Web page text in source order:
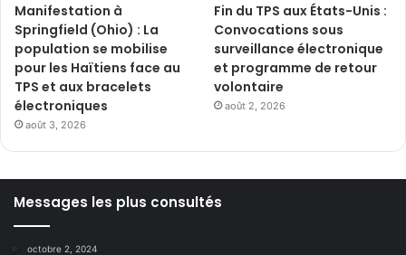
Manifestation à
Springfield (Ohio) : La
population se mobilise
pour les Haïtiens face au
TPS et aux bracelets
électroniques
août 3, 2026
Fin du TPS aux États-Unis :
Convocations sous
surveillance électronique
et programme de retour
volontaire
août 2, 2026
Messages les plus consultés
octobre 2, 2024